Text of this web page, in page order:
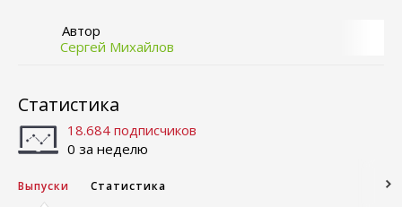
Автор
Сергей Михайлов
Статистика
18.684 подписчиков
0 за неделю
Выпуски Статистика